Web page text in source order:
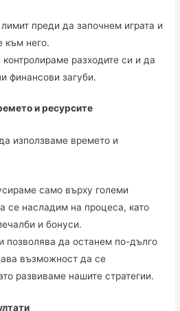
преди да започнем играта и
към него.
разходите си и да
финансови загуби.
и ресурсите
използваме времето и
само върху големи
се насладим на процеса, като
и бонуси.
позволява да останем по-дълго
възможност да се
развиваме нашите стратегии.